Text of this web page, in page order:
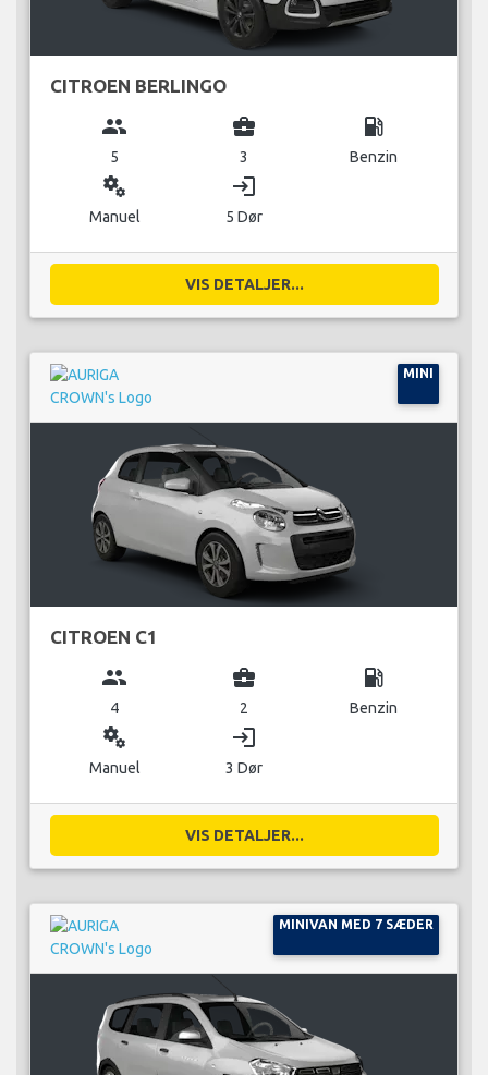
CITROEN BERLINGO
group
5
business_center
3
local_gas_station
Benzin
miscellaneous_services
Manuel
login
5 Dør
VIS DETALJER...
MINI
CITROEN C1
group
4
business_center
2
local_gas_station
Benzin
miscellaneous_services
Manuel
login
3 Dør
VIS DETALJER...
MINIVAN MED 7 SÆDER